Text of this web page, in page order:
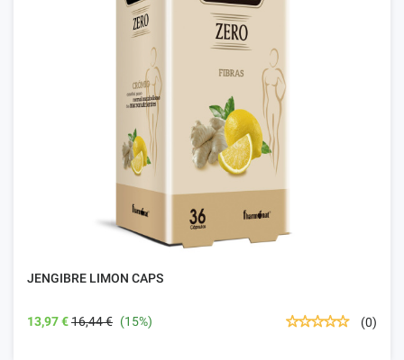
JENGIBRE LIMON CAPS
13,97 €16,44 € (15%) (0)